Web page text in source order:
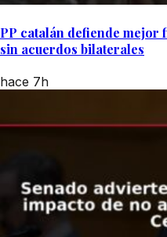
PP catalán defiende mejor
sin acuerdos bilaterales
hace 7h